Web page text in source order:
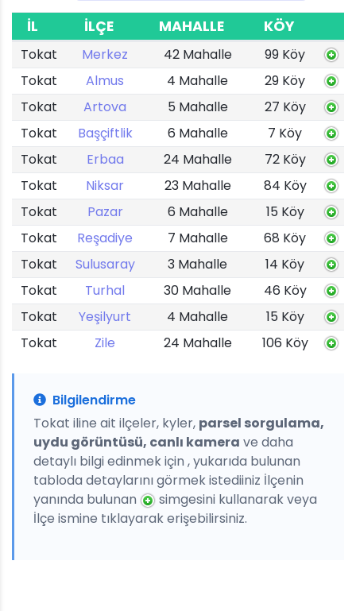
İL İLÇE MAHALLE KÖY
Tokat Merkez 42 Mahalle
99 Köy
Tokat
Almus 4 Mahalle
29 Köy
Tokat
Artova 5 Mahalle
27 Köy
Tokat
Başçiftlik 6 Mahalle
7 Köy
Tokat
Erbaa 24 Mahalle
72 Köy
Tokat
Niksar 23 Mahalle
84 Köy
Tokat
Pazar 6 Mahalle
15 Köy
Tokat
Reşadiye 7 Mahalle
68 Köy
Tokat
Sulusaray 3 Mahalle
14 Köy
Tokat
Turhal 30 Mahalle
46 Köy
Tokat
Yeşilyurt 4 Mahalle
15 Köy
Tokat
Zile 24 Mahalle 106 Köy
Bilgilendirme
Tokat iline ait ilçeler, kyler, parsel sorgulama,
uydu görüntüsü, canlı kamera ve daha
detaylı bilgi edinmek için , yukarıda bulunan
tabloda detaylarını görmek istediiniz İlçenin
yanında bulunan
simgesini kullanarak veya
İlçe ismine tıklayarak erişebilirsiniz.